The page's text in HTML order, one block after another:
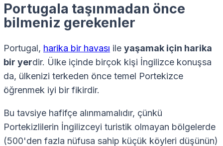
Portugala taşınmadan önce
bilmeniz gerekenler
Portugal, harika bir havası ile yaşamak için harika
bir yerdir. Ülke içinde birçok kişi İngilizce konuşsa
da, ülkenizi terkeden önce temel Portekizce
öğrenmek iyi bir fikirdir.
Bu tavsiye hafifçe alınmamalıdır, çünkü
Portekizlilerin İngilizceyi turistik olmayan bölgelerde
(500'den fazla nüfusa sahip küçük köyleri düşünün)